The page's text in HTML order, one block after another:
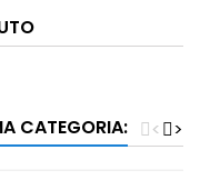
CATEGORIA: >
<